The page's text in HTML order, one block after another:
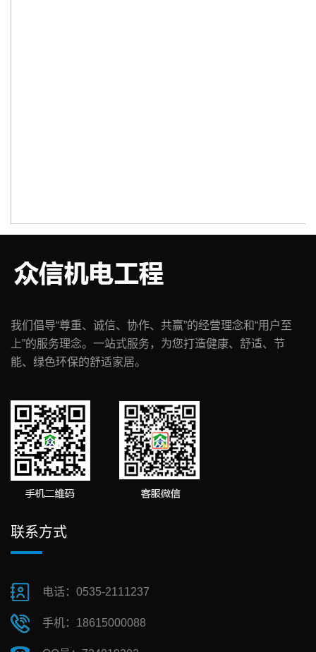
我们倡导“尊重、诚信、协作、共赢”的经营理念和“用户至
上”的服务理念。一站式服务，为您打造健康、舒适、节
能、绿色环保的舒适家居。
联系方式
电话：0535-2111237
手机：18615000088